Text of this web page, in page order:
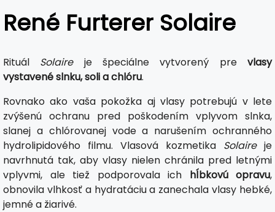
René Furterer Solaire
Rituál Solaireje špeciálne vytvorený prevlasy
vystavené slnku, soli a chlóru.
Rovnako ako vaša pokožka aj vlasy potrebujú v lete
zvýšenú ochranu pred poškodením vplyvom slnka,
slanej a chlórovanej vode a narušením ochranného
hydrolipidového filmu. Vlasová kozmetika Solaireje
navrhnutá tak, aby vlasy nielen chránila pred letnými
vplyvmi, ale tiež podporovala ich hĺbkovú opravu,
obnovila vlhkosť a hydratáciu a zanechala vlasy hebké,
jemné a žiarivé.